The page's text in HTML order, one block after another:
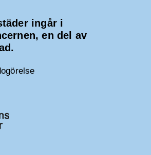
ingår i
en del av